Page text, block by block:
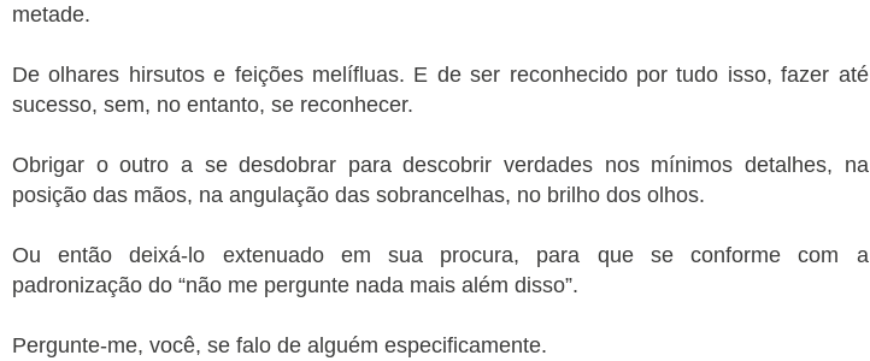
metade.
De olhares hirsutos e feições melífluas. E de ser reconhecido por tudo isso, fazer até
sucesso, sem, no entanto, se reconhecer.
Obrigar o outro a se desdobrar para descobrir verdades nos mínimos detalhes, na
posição das mãos, na angulação das sobrancelhas, no brilho dos olhos.
Ou então deixá-lo extenuado em sua procura, para que se conforme com a
padronização do “não me pergunte nada mais além disso”.
Pergunte-me, você, se falo de alguém especificamente.